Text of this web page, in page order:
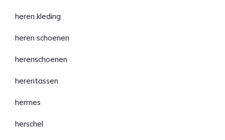
heren kleding
heren schoenen
herenschoenen
herentassen
hermes
herschel